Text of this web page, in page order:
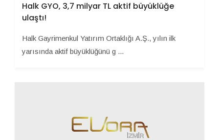
Halk GYO, 3,7 milyar TL aktif büyüklüğe
ulaştı!
Halk Gayrimenkul Yatırım Ortaklığı A.Ş., yılın ilk
yarısında aktif büyüklüğünü g ...